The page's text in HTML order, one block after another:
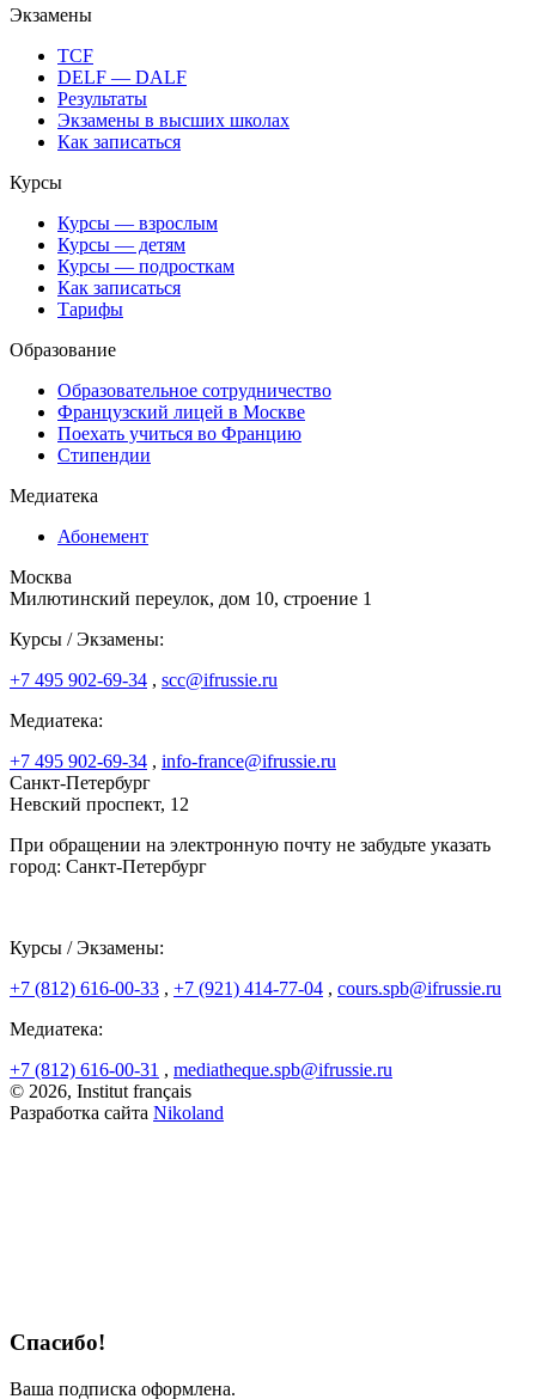
Экзамены
TCF
DELF — DALF
Результаты
Экзамены в высших школах
Как записаться
Курсы
Курсы — взрослым
Курсы — детям
Курсы — подросткам
Как записаться
Тарифы
Образование
Образовательное сотрудничество
Французский лицей в Москве
Поехать учиться во Францию
Стипендии
Медиатека
Абонемент
Москва
Милютинский переулок, дом 10, строение 1
Курсы / Экзамены:
+7 495 902-69-34 , scc@ifrussie.ru
Медиатека:
+7 495 902-69-34 , info-france@ifrussie.ru
Санкт-Петербург
Невский проспект, 12
При обращении на электронную почту не забудьте указать
город: Санкт-Петербург
Курсы / Экзамены:
+7 (812) 616-00-33 , +7 (921) 414-77-04 , cours.spb@ifrussie.ru
Медиатека:
+7 (812) 616-00-31 , mediatheque.spb@ifrussie.ru
© 2026, Institut français
Разработка сайта Nikoland
Спасибо!
Ваша подписка оформлена.